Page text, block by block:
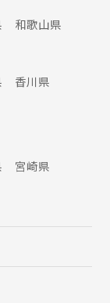
和歌山県
香川県
宮崎県